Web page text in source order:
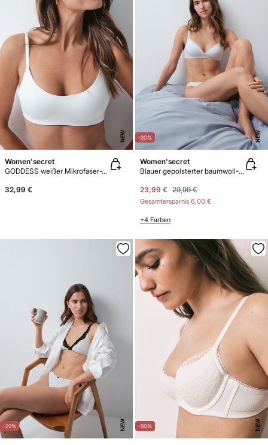
NEW
Women'secret
GODDESS weißer Mikrofaser-Top-BH mit Schaumstoff
32,99 €
-20% NEW
Women'secret
Blauer gepolsterter baumwoll-triangel-bh LOVELY
23,99 € 29,99 €
Gesamtersparnis 6,00 €
+4 Farben
-22% NEW -50% NEW